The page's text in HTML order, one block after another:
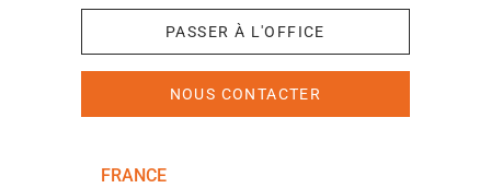
PASSER À L'OFFICE
NOUS CONTACTER
FRANCE